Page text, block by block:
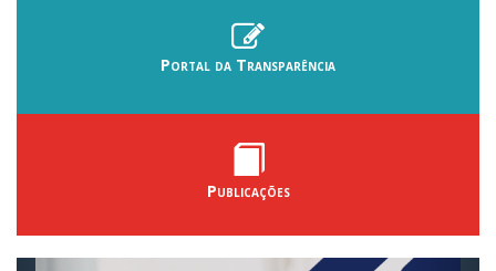
Portal da Transparência
Publicações